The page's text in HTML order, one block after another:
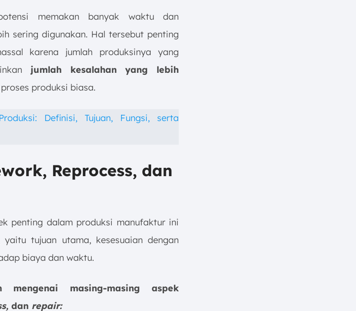
memakan banyak waktu dan
sering digunakan. Hal tersebut penting
karena jumlah produksinya yang
jumlah kesalahan yang lebih
produksi biasa.
Definisi, Tujuan, Fungsi, serta
Reprocess, dan
penting dalam produksi manufaktur ini
tujuan utama, kesesuaian dengan
biaya dan waktu.
mengenai masing-masing aspek
dan repair: